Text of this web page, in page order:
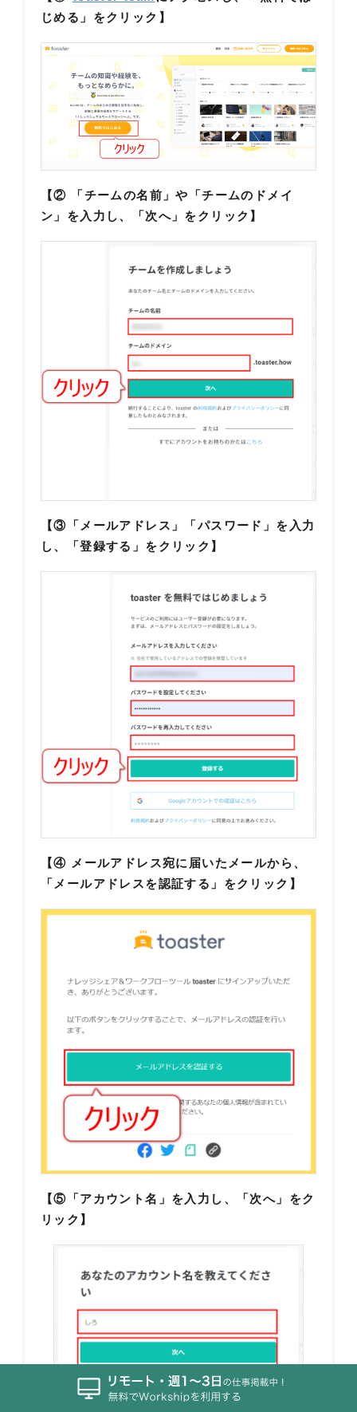
じめる」をクリック】
【② 「チームの名前」や「チームのドメイ
ン」を入力し、「次へ」をクリック】
【③「メールアドレス」「パスワード」を入力
し、「登録する」をクリック】
【④ メールアドレス宛に届いたメールから、
「メールアドレスを認証する」をクリック】
【⑤「アカウント名」を入力し、「次へ」をク
リック】